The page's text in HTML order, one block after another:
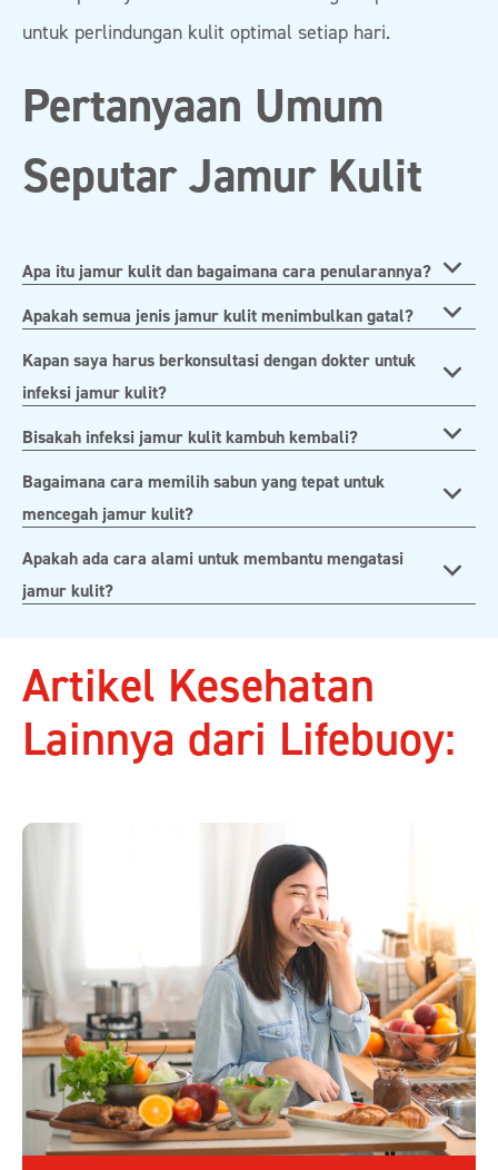
untuk perlindungan kulit optimal setiap hari.
Pertanyaan Umum
Seputar Jamur Kulit
Apa itu jamur kulit dan bagaimana cara penularannya?
Apakah semua jenis jamur kulit menimbulkan gatal?
Kapan saya harus berkonsultasi dengan dokter untuk
infeksi jamur kulit?
Bisakah infeksi jamur kulit kambuh kembali?
Bagaimana cara memilih sabun yang tepat untuk
mencegah jamur kulit?
Apakah ada cara alami untuk membantu mengatasi
jamur kulit?
Artikel Kesehatan
Lainnya dari Lifebuoy: